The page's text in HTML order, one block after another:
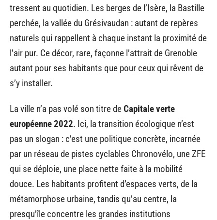
tressent au quotidien. Les berges de l’Isère, la Bastille
perchée, la vallée du Grésivaudan : autant de repères
naturels qui rappellent à chaque instant la proximité de
l’air pur. Ce décor, rare, façonne l’attrait de Grenoble
autant pour ses habitants que pour ceux qui rêvent de
s’y installer.
La ville n’a pas volé son titre deCapitale verte
européenne 2022. Ici, la transition écologique n’est
pas un slogan : c’est une politique concrète, incarnée
par un réseau de pistes cyclables Chronovélo, une ZFE
qui se déploie, une place nette faite à la mobilité
douce. Les habitants profitent d’espaces verts, de la
métamorphose urbaine, tandis qu’au centre, la
presqu’île concentre les grandes institutions